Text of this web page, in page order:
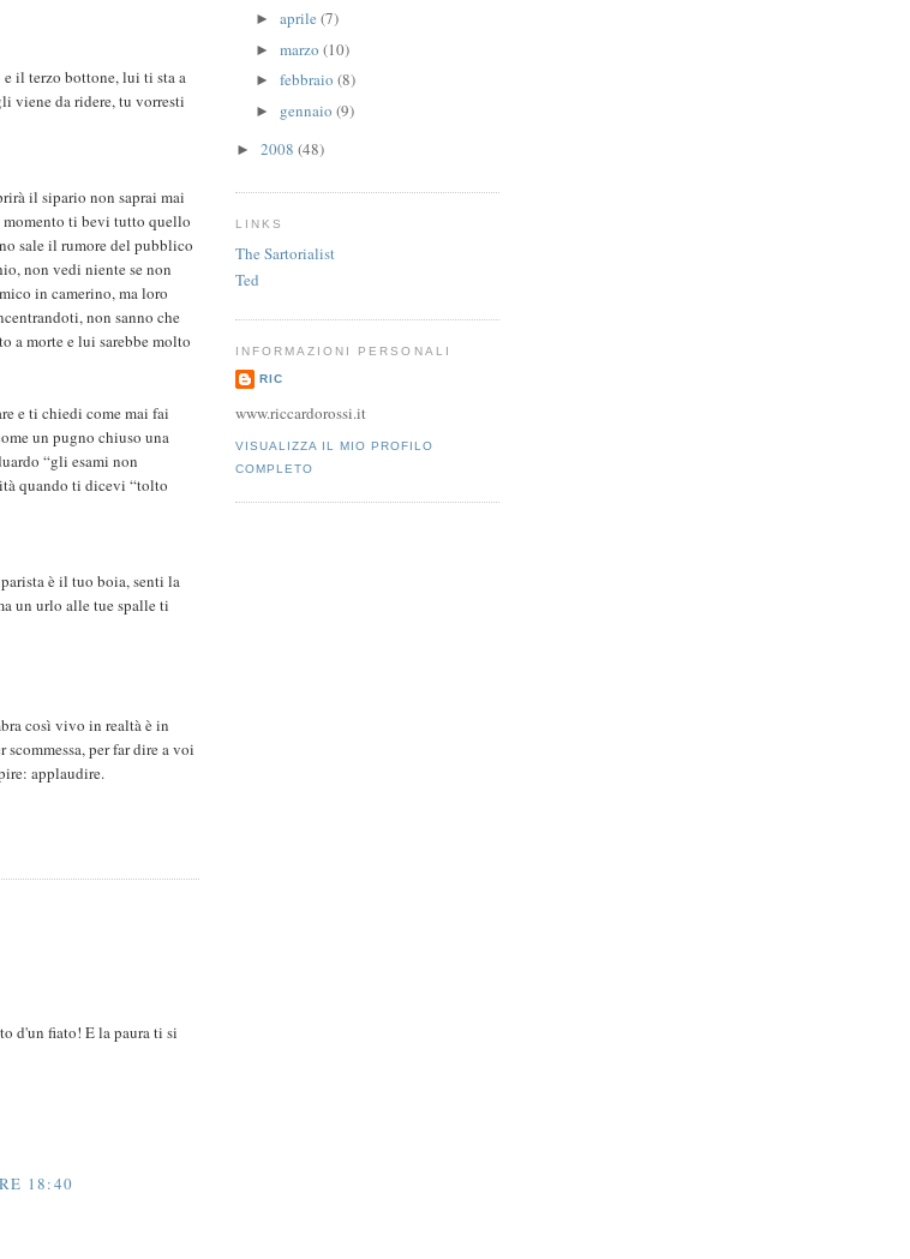
il terzo bottone, lui ti sta a
viene da ridere, tu vorresti
il sipario non saprai mai
momento ti bevi tutto quello
sale il rumore del pubblico
non vedi niente se non
in camerino, ma loro
non sanno che
a morte e lui sarebbe molto
e ti chiedi come mai fai
un pugno chiuso una
“gli esami non
quando ti dicevi “tolto
è il tuo boia, senti la
un urlo alle tue spalle ti
così vivo in realtà è in
per far dire a voi
applaudire.
d'un fiato! E la paura ti si
18:40
► aprile (7)
► marzo (10)
► febbraio (8)
► gennaio (9)
► 2008 (48)
LINKS
The Sartorialist
Ted
INFORMAZIONI PERSONALI
RIC
www.riccardorossi.it
VISUALIZZA IL MIO PROFILO
COMPLETO